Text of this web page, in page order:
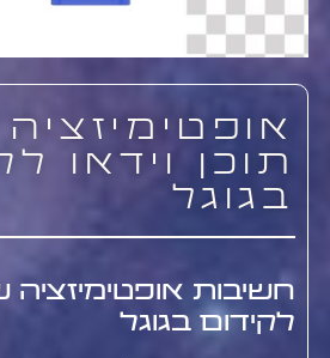
תוכן וידאו
בגוגל
חשיבות אופטימיזציה
לקידום בגוגל